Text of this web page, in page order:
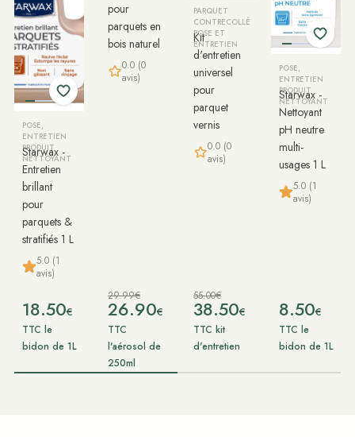
POSE,
ENTRETIEN
PRODUIT
NETTOYANT
Starwax -
Entretien
brillant
pour
parquets &
stratifiés 1 L
5.0 (1
avis)
18.50€
TTC le
bidon de 1L
pour
parquets en
bois naturel
0.0 (0
avis)
29.99€
26.90€
TTC
l'aérosol de
250ml
PARQUET
CONTRECOLLÉ
POSE ET
ENTRETIEN
Kit
d'entretien
universel
pour
parquet
vernis
0.0 (0
avis)
55.00€
38.50€
TTC kit
d'entretien
POSE,
ENTRETIEN
PRODUIT
NETTOYANT
Starwax -
Nettoyant
pH neutre
multi-
usages 1 L
5.0 (1
avis)
8.50€
TTC le
bidon de 1L